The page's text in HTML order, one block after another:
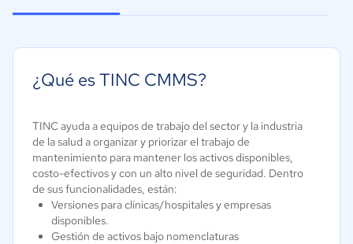
¿Qué es TINC CMMS?
TINC ayuda a equipos de trabajo del sector y la industria
de la salud a organizar y priorizar el trabajo de
mantenimiento para mantener los activos disponibles,
costo-efectivos y con un alto nivel de seguridad. Dentro
de sus funcionalidades, están:
Versiones para clínicas/hospitales y empresas
disponibles.
Gestión de activos bajo nomenclaturas